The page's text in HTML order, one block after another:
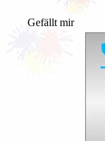
Gefällt mir